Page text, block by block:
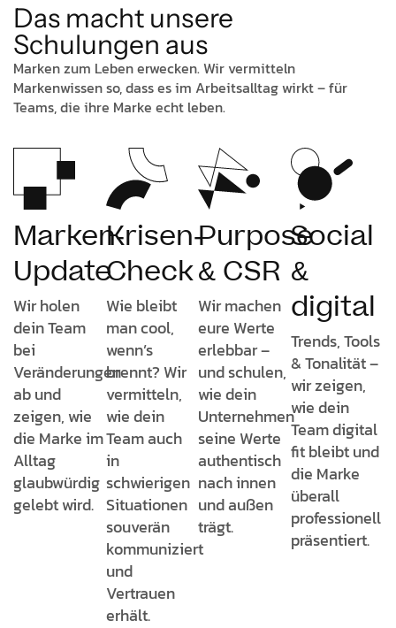
Das macht unsere
Schulungen aus
Marken zum Leben erwecken. Wir vermitteln
Markenwissen so, dass es im Arbeitsalltag wirkt – für
Teams, die ihre Marke echt leben.
Marken-
Update
Wir holen
dein Team
bei
Veränderungen
ab und
zeigen, wie
die Marke im
Alltag
glaubwürdig
gelebt wird.
Krisen-
Check
Wie bleibt
man cool,
wenn’s
brennt? Wir
vermitteln,
wie dein
Team auch
in
schwierigen
Situationen
souverän
kommuniziert
und
Vertrauen
erhält.
Purpose
& CSR
Wir machen
eure Werte
erlebbar –
und schulen,
wie dein
Unternehmen
seine Werte
authentisch
nach innen
und außen
trägt.
Social
&
digital
Trends, Tools
& Tonalität –
wir zeigen,
wie dein
Team digital
fit bleibt und
die Marke
überall
professionell
präsentiert.